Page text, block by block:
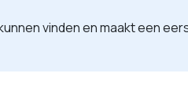
vinden en maakt een